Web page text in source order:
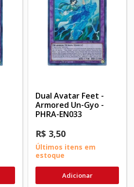
Dual Avatar Feet -
Armored Un-Gyo -
PHRA-EN033
R$ 3,50
Últimos itens em
estoque
Adicionar